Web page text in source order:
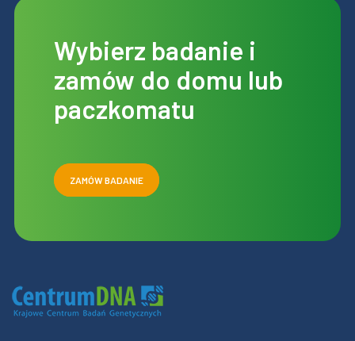
Wybierz badanie i
zamów do domu lub
paczkomatu
ZAMÓW BADANIE